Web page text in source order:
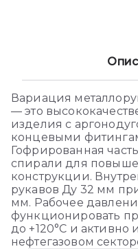
Вариация
— это
изделия с
концевыми
Гофрированная
спирали для
конструкции.
рукавов Ду 32 мм
мм. Рабочее
функционировать
до +120°C и активно
нефтегазовом